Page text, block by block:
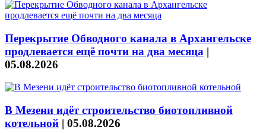
Перекрытие Обводного канала в Архангельске
продлевается ещё почти на два месяца |
05.08.2026
В Мезени идёт строительство биотопливной
котельной | 05.08.2026